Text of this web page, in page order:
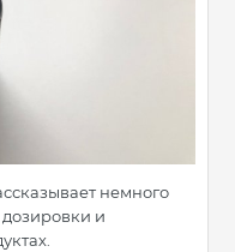
немного
и